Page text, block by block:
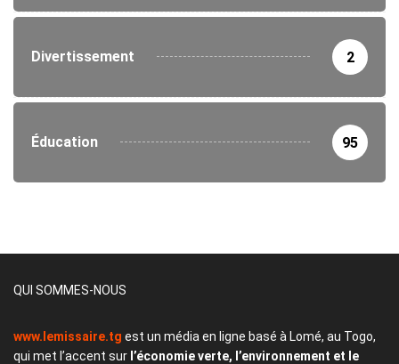
Divertissement 2
Éducation 95
QUI SOMMES-NOUS
www.lemissaire.tg est un média en ligne basé à Lomé, au Togo,
qui met l’accent sur l’économie verte, l’environnement et le